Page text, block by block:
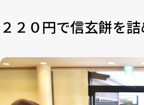
２２０円で信玄餅を